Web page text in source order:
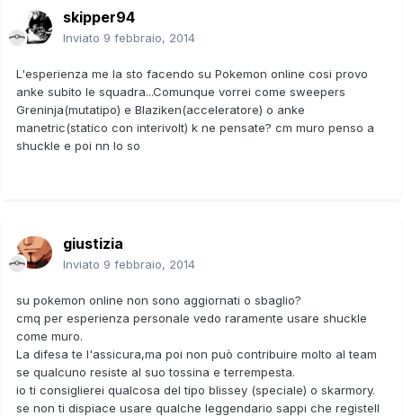
skipper94
Inviato 9 febbraio, 2014
L'esperienza me la sto facendo su Pokemon online cosi provo
anke subito le squadra...Comunque vorrei come sweepers
Greninja(mutatipo) e Blaziken(acceleratore) o anke
manetric(statico con interivolt) k ne pensate? cm muro penso a
shuckle e poi nn lo so
giustizia
Inviato 9 febbraio, 2014
su pokemon online non sono aggiornati o sbaglio?
cmq per esperienza personale vedo raramente usare shuckle
come muro.
La difesa te l'assicura,ma poi non può contribuire molto al team
se qualcuno resiste al suo tossina e terrempesta.
io ti consiglierei qualcosa del tipo blissey (speciale) o skarmory.
se non ti dispiace usare qualche leggendario sappi che registell